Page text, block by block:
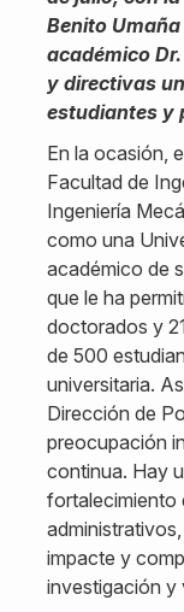
Benito
académico
y directivas
estudiantes y
En la ocasión,
Facultad de
Ingeniería
como una
académico de
que le ha
doctorados y
de 500
universitaria.
Dirección de
preocupación
continua. Hay
fortalecimiento
impacte y
investigación y